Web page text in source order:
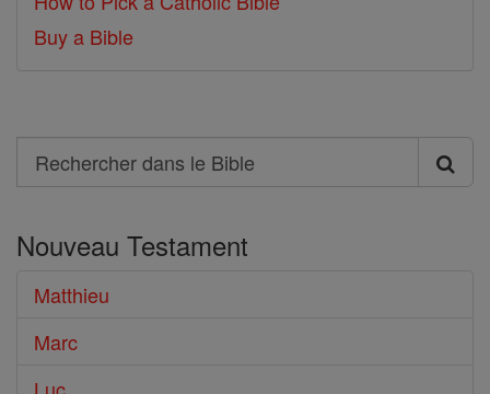
Buy a Bible
Search
Rechercher
le
Bible
Nouveau Testament
Matthieu
Marc